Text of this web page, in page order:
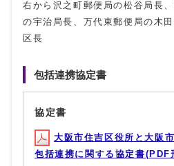
右から沢之町郵便局の松谷局長
の宇治局長、万代東郵便局の木田
区長
包括連携協定書
協定書
大阪市住吉区役所と大阪
包括連携に関する協定書